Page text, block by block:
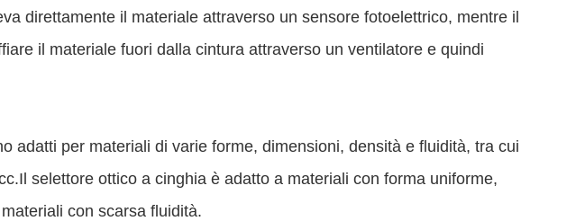
direttamente il materiale attraverso un sensore fotoelettrico, mentre il
il materiale fuori dalla cintura attraverso un ventilatore e quindi
adatti per materiali di varie forme, dimensioni, densità e fluidità, tra cui
selettore ottico a cinghia è adatto a materiali con forma uniforme,
con scarsa fluidità.